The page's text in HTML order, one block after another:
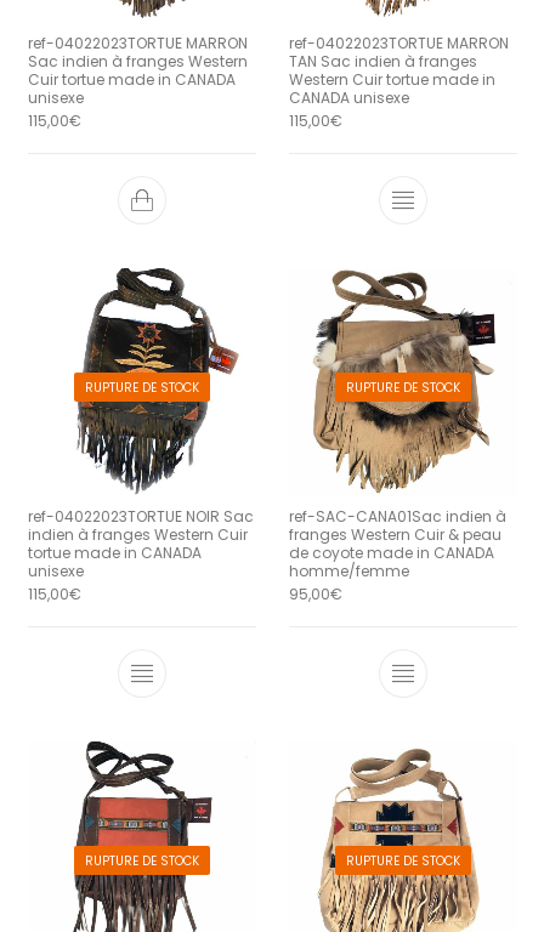
ref-04022023TORTUE MARRON
Sac indien à franges Western
Cuir tortue made in CANADA
unisexe
115,00€
ref-04022023TORTUE MARRON
TAN Sac indien à franges
Western Cuir tortue made in
CANADA unisexe
115,00€
RUPTURE DE STOCK
ref-04022023TORTUE NOIR Sac
indien à franges Western Cuir
tortue made in CANADA
unisexe
115,00€
RUPTURE DE STOCK
ref-SAC-CANA01Sac indien à
franges Western Cuir & peau
de coyote made in CANADA
homme/femme
95,00€
RUPTURE DE STOCK RUPTURE DE STOCK